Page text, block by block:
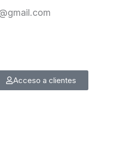
Acceso a clientes